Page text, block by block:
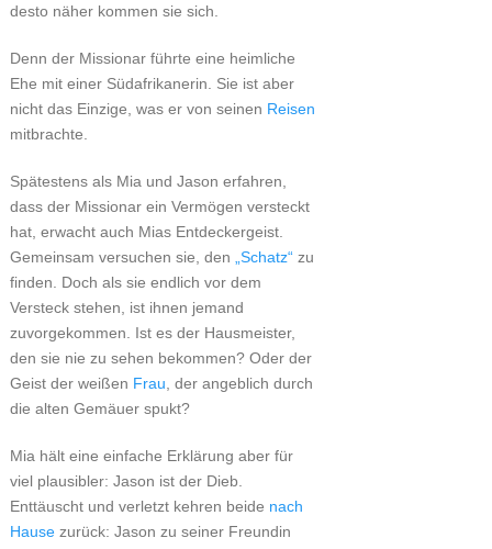
desto näher kommen sie sich.
Denn der Missionar führte eine heimliche
Ehe mit einer Südafrikanerin. Sie ist aber
nicht das Einzige, was er von seinen Reisen
mitbrachte.
Spätestens als Mia und Jason erfahren,
dass der Missionar ein Vermögen versteckt
hat, erwacht auch Mias Entdeckergeist.
Gemeinsam versuchen sie, den
„Schatz“zu
finden. Doch als sie endlich vor dem
Versteck stehen, ist ihnen jemand
zuvorgekommen. Ist es der Hausmeister,
den sie nie zu sehen bekommen? Oder der
Geist der weißen Frau , der angeblich durch
die alten Gemäuer spukt?
Mia hält eine einfache Erklärung aber für
viel plausibler: Jason ist der Dieb.
Enttäuscht und verletzt kehren beide nach
Hausezurück: Jason zu seiner Freundin